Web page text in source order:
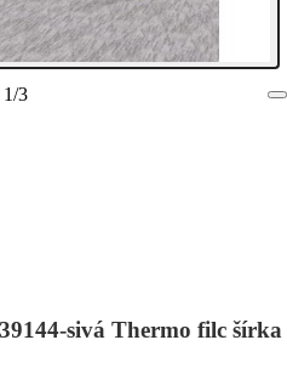
1/3
sivá Thermo filc šírka